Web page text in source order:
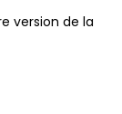
version de la